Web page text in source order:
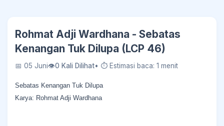
Rohmat Adji Wardhana - Sebatas
Kenangan Tuk Dilupa (LCP 46)
📅 05 Juni👁0 Kali Dilihat• ⏱ Estimasi baca: 1 menit
Sebatas Kenangan Tuk Dilupa
Karya: Rohmat Adji Wardhana